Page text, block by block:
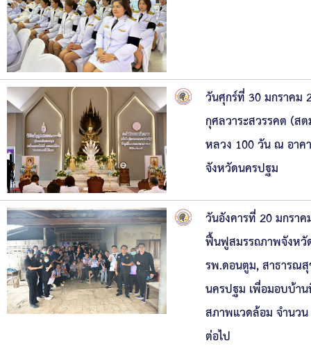
วันศุกร์ที่ 30 มกราคม
กุศลวาระสวรรคต (ส
หลวง 100 วัน ณ อาค
จังหวัดนครปฐม
วันอังคารที่ 20 มกรา
ฟื้นฟูสมรรถภาพจังหวั
รพ.ดอนตูม, สาธารณ
นครปฐม เพื่อมอบบ้าน
สภาพแวดล้อม จำนวน
ต่อไป